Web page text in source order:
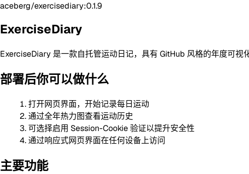
aceberg/exercisediary:0.1.9
ExerciseDiary
ExerciseDiary 是一款自托管运动日记，具有 GitHub 风格的年度可视
部署后你可以做什么
打开网页界面，开始记录每日运动
通过全年热力图查看运动历史
可选择启用 Session-Cookie 验证以提升安全性
通过响应式网页界面在任何设备上访问
主要功能